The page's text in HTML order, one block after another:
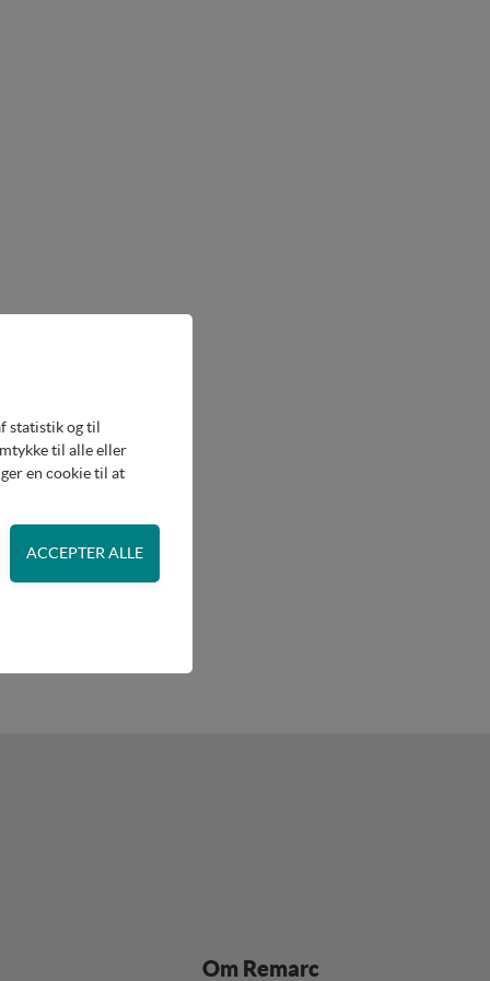
Om Remarc
statistik og til
til alle eller
en cookie til at
samt
- dvs.
og